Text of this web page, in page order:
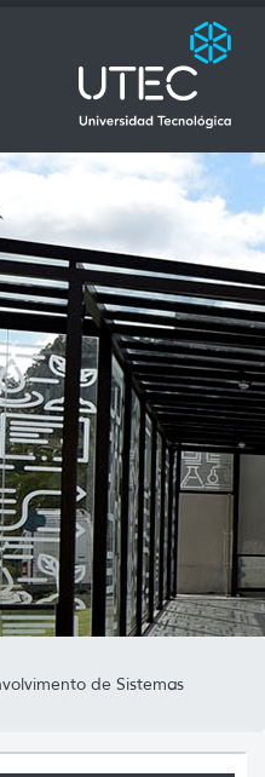
de Sistemas